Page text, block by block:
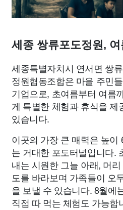
세종 쌍류포도정원,
세종특별자치시 연서면 쌍
정원협동조합은 마을 주민
기업으로, 초여름부터 여름
게 특별한 체험과 휴식을 제
있습니다.
이곳의 가장 큰 매력은 높이
는 거대한 포도터널입니다.
내는 시원한 그늘 아래, 머
도를 바라보며 가족들이 오
을 보낼 수 있습니다. 8월에
직접 따 먹는 체험도 가능합